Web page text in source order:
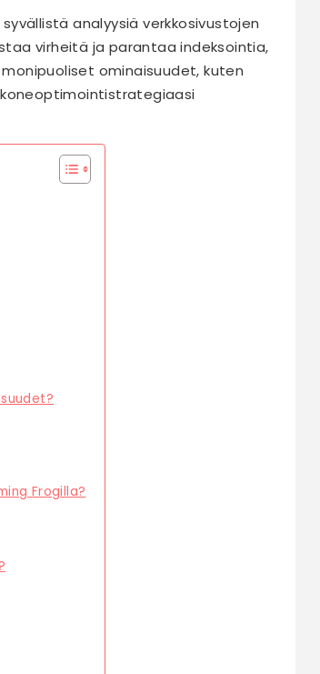
analyysiä verkkosivustojen
virheitä ja parantaa indeksointia,
ominaisuudet, kuten
Frogilla?